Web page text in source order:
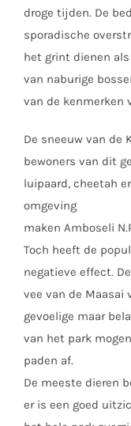
droge tijden. De
sporadische
het grint dienen
van naburige
van de kenmerken
De sneeuw van de
bewoners van dit
luipaard, cheetah
omgeving
maken Amboseli
Toch heeft de
negatieve effect.
vee van de Maasai
gevoelige maar
van het park
paden af.
De meeste dieren
er is een goed